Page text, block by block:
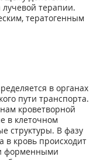
терапии.
тератогенным
в органах
пути транспорта.
кроветворной
в клеточном
структуры. В фазу
в кровь происходит
форменными